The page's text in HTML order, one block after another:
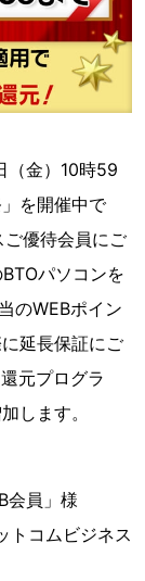
（金）10時59
を開催中で
優待会員にご
パソコンを
のWEBポイン
延長保証にご
元プログラ
します。
会員」様
トコムビジネス